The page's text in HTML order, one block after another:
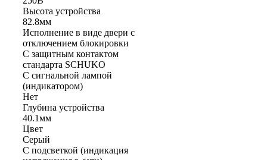
Высота устройства
82.8мм
Исполнение в виде двери с
отключением блокировки
С защитным контактом
стандарта SCHUKO
С сигнальной лампой
(индикатором)
Нет
Глубина устройства
40.1мм
Цвет
Серый
С подсветкой (индикация